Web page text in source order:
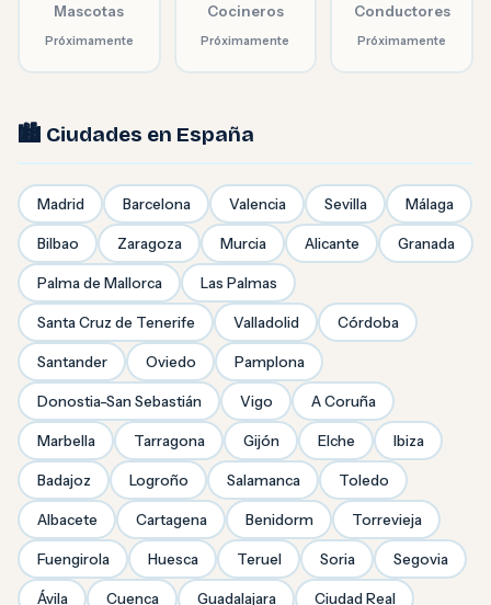
Mascotas
Próximamente
Cocineros
Próximamente
Conductores
Próximamente
🏙️ Ciudades en España
Madrid Barcelona Valencia Sevilla Málaga
Bilbao Zaragoza Murcia Alicante Granada
Palma de Mallorca Las Palmas
Santa Cruz de Tenerife Valladolid Córdoba
Santander Oviedo Pamplona
Donostia-San Sebastián Vigo A Coruña
Marbella Tarragona Gijón Elche Ibiza
Badajoz Logroño Salamanca Toledo
Albacete Cartagena Benidorm Torrevieja
Fuengirola Huesca Teruel Soria Segovia
Ávila Cuenca Guadalajara Ciudad Real